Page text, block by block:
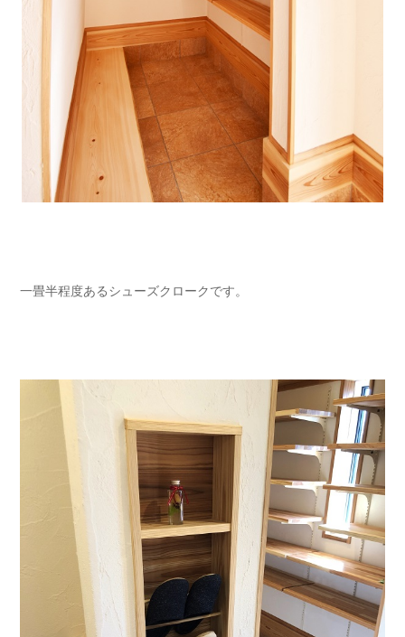
一畳半程度あるシューズクロークです。